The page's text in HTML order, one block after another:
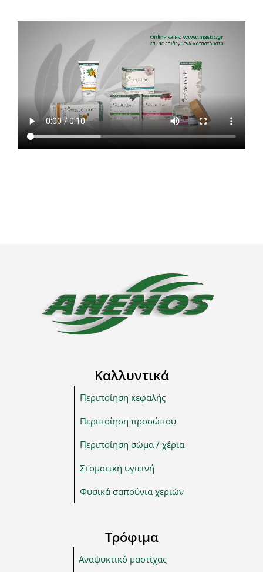
Καλλυντικά
Περιποίηση κεφαλής
Περιποίηση προσώπου
Περιποίηση σώμα / χέρια
Στοματική υγιεινή
Φυσικά σαπούνια χεριών
Τρόφιμα
Αναψυκτικό μαστίχας